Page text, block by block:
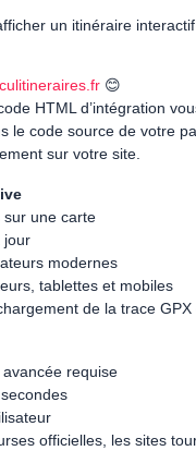
un itinéraire
😊
HTML d’intégration
le code source de votre
sur votre site.
sur une carte
jour
modernes
tablettes et mobiles
de la trace GPX
requise
officielles, les sites